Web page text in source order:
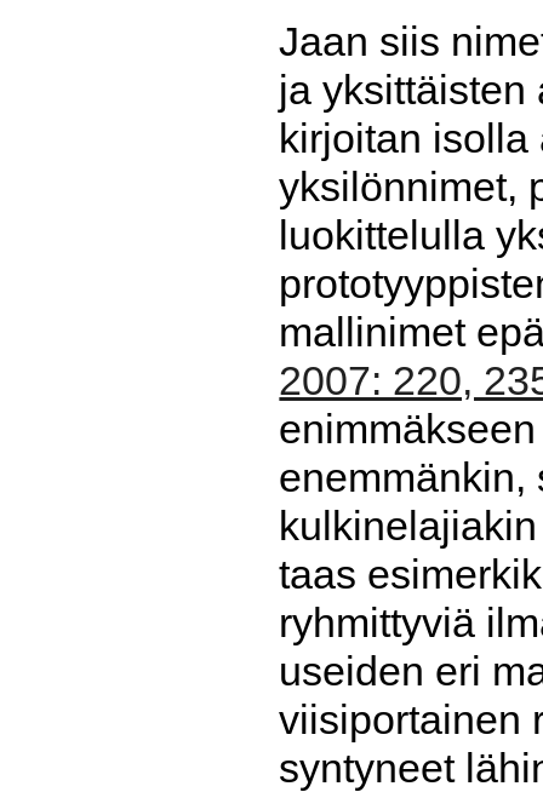
Jaan siis
ja
kirjoitan
yksilönnimet,
luokittelulla
mallinimet
2007: 220,
enemmänkin,
taas
ryhmittyviä
useiden eri
viisiportainen
syntyneet